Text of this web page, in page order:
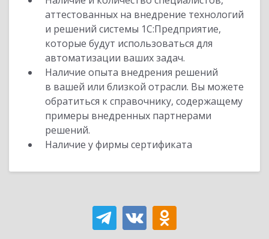
аттестованных на внедрение технологий
и решений системы 1С:Предприятие,
которые будут использоваться для
автоматизации ваших задач.
Наличие опыта внедрения решений
в вашей или близкой отрасли. Вы можете
обратиться к справочнику, содержащему
примеры внедренных партнерами
решений.
Наличие у фирмы сертификата